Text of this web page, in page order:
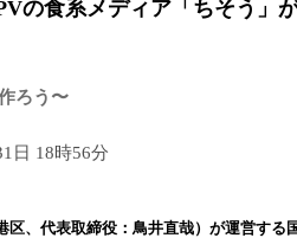
の食系メディア「ちそう」
ろう〜
日 18時56分
、代表取締役：鳥井直哉）が運営する